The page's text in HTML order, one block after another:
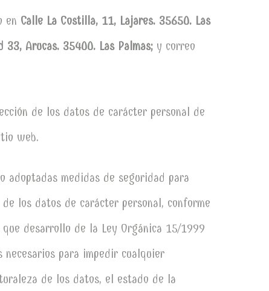
en Calle La Costilla, 11, Lajares. 35650. Las
33, Arucas. 35400. Las Palmas; y correo
de los datos de carácter personal de
web.
medidas de seguridad para
los datos de carácter personal, conforme
desarrollo de la Ley Orgánica 15/1999
para impedir cualquier
de los datos, el estado de la